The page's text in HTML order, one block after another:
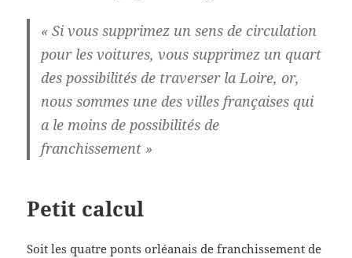
«Si vous supprimez un sens de circulation
pour les voitures, vous supprimez un quart
des possibilités de traverser la Loire, or,
nous sommes une des villes françaises qui
a le moins de possibilités de
franchissement »
Petit calcul
Soit les quatre ponts orléanais de franchissement de